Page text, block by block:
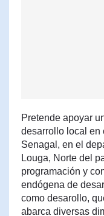
Pretende apoyar
desarrollo local en
Senagal, en el
Louga, Norte del
programación y
endógena de
como desarollo,
abarca diversas